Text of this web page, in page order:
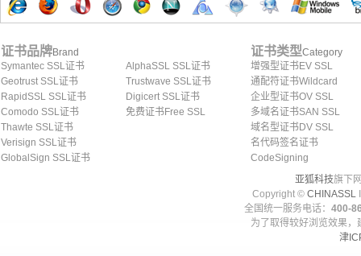
证书品牌Brand
Symantec SSL证书
Geotrust SSL证书
RapidSSL SSL证书
Comodo SSL证书
Thawte SSL证书
Verisign SSL证书
GlobalSign SSL证书
AlphaSSL SSL证书
Trustwave SSL证书
Digicert SSL证书
免费证书Free SSL
证书类型Category
增强型证书EV SSL
通配符证书Wildcard
企业型证书OV SSL
多域名证书SAN SSL
域名型证书DV SSL
名代码签名证书
CodeSigning
亚狐科技旗下
Copyright © CHINASSL
全国统一服务电话： 400-
为了取得较好浏览效果
津